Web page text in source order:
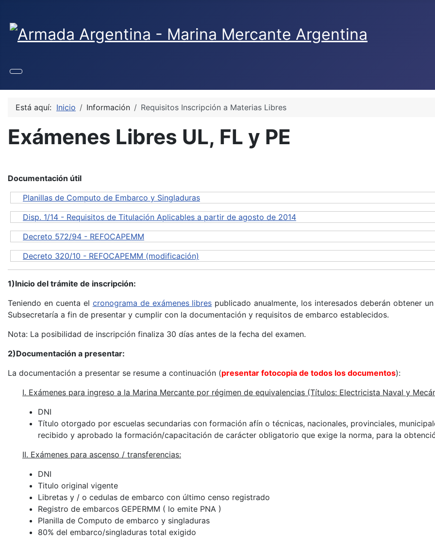
Está aquí: Inicio Información Requisitos Inscripción a Materias Libres
Exámenes Libres UL, FL y PE
Documentación útil
Planillas de Computo de Embarco y Singladuras
Disp. 1/14 - Requisitos de Titulación Aplicables a partir de agosto de 2014
Decreto 572/94 - REFOCAPEMM
Decreto 320/10 - REFOCAPEMM (modificación)
1)Inicio del trámite de inscripción:
Teniendo en cuenta el cronograma de exámenes libres publicado anualmente, los interesados deberán obtener
Subsecretaría a fin de presentar y cumplir con la documentación y requisitos de embarco establecidos.
Nota: La posibilidad de inscripción finaliza 30 días antes de la fecha del examen.
2)Documentación a presentar:
La documentación a presentar se resume a continuación (presentar fotocopia de todos los documentos):
I. Exámenes para ingreso a la Marina Mercante por régimen de equivalencias (Títulos: Electricista Naval y
DNI
Título otorgado por escuelas secundarias con formación afín o técnicas, nacionales, provinciales,
recibido y aprobado la formación/capacitación de carácter obligatorio que exige la norma, para la
II. Exámenes para ascenso / transferencias:
DNI
Titulo original vigente
Libretas y / o cedulas de embarco con último censo registrado
Registro de embarcos GEPERMM ( lo emite PNA )
Planilla de Computo de embarco y singladuras
80% del embarco/singladuras total exigido